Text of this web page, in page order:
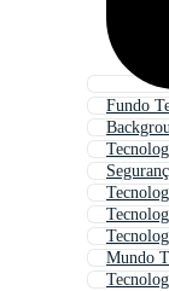
Fundo
Mundo